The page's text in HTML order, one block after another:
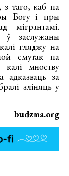
таго, каб па
Богу і пры
мігрантамі.
ў заслужаны
гляджу на
смутак па
мноству
адказваць за
зліняць у
budzma.org